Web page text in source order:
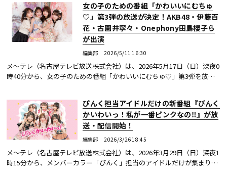
女の子のための番組「かわいいにむちゅ
♡」第3弾の放送が決定！AKB48・伊藤百
花・古園井寧々・Onephony田島櫻子ら
が出演
編集部 2026/5/11 16:30
メ〜テレ（名古屋テレビ放送株式会社）は、2026年5月17日（日）深夜0
時40分から、女の子のための番組「かわいいにむちゅ♡」第3弾を放送
ぴんく担当アイドルだけの新番組『ぴんく
かいわいっ！私が一番ピンクなの‼』が放
送・配信開始！
編集部 2026/3/26 18:45
メ〜テレ（名古屋テレビ放送株式会社）は、2026年3月29日（日）深夜1
時15分から、メンバーカラー「ぴんく」担当のアイドルだけが集まり、